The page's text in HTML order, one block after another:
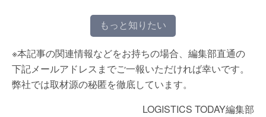
もっと知りたい
※本記事の関連情報などをお持ちの場合、編集部直通の
下記メールアドレスまでご一報いただければ幸いです。
弊社では取材源の秘匿を徹底しています。
LOGISTICS TODAY編集部